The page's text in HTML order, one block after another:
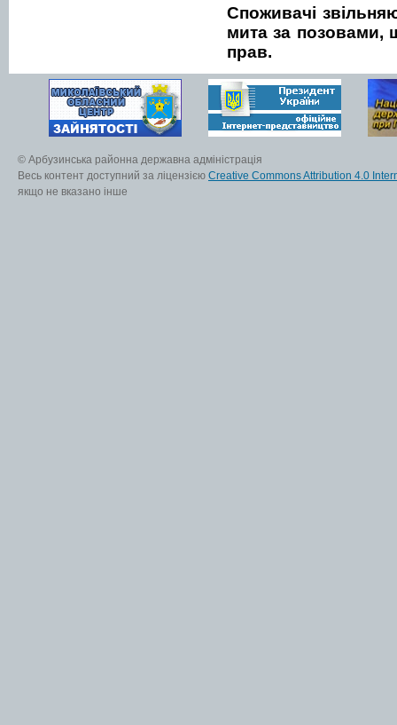
Споживачі
мита за позовами,
прав.
© Арбузинська районна державна адміністрація
Весь контент доступний за ліцензією Creative Commons Attribution 4.0
якщо не вказано інше